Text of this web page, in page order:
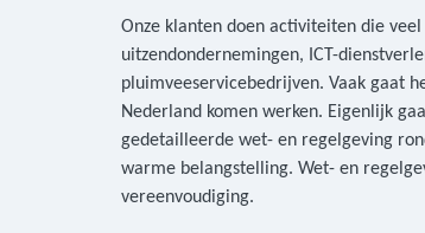
Onze klanten doen activiteiten die
uitzendondernemingen, ICT-
pluimveeservicebedrijven. Vaak gaat
Nederland komen werken. Eigenlijk
gedetailleerde wet- en regelgeving
warme belangstelling. Wet- en
vereenvoudiging.